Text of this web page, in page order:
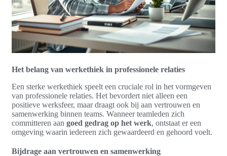
Het belang van werkethiek in professionele relaties
Een sterke werkethiek speelt een cruciale rol in het vormgeven
van professionele relaties. Het bevordert niet alleen een
positieve werksfeer, maar draagt ook bij aan vertrouwen en
samenwerking binnen teams. Wanneer teamleden zich
committeren aan goed gedrag op het werk, ontstaat er een
omgeving waarin iedereen zich gewaardeerd en gehoord voelt.
Bijdrage aan vertrouwen en samenwerking